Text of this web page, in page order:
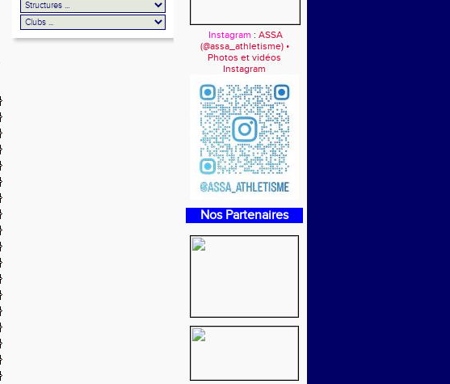
Instagram : ASSA
(@assa_athletisme) •
Photos et vidéos
Instagram
Nos Partenaires